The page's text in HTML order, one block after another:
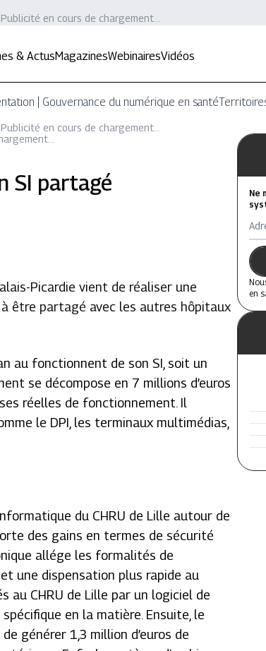
Publicité en cours de chargement...
& ActusMagazinesWebinairesVidéos
| Gouvernance du numérique en santé
Publicité en cours de chargement...
SI partagé
Picardie vient de réaliser une
être partagé avec les autres hôpitaux
au fonctionnent de son SI, soit un
se décompose en 7 millions d’euros
réelles de fonctionnement. Il
le DPI, les terminaux multimédias,
du CHRU de Lille autour de
des gains en termes de sécurité
allége les formalités de
une dispensation plus rapide au
au CHRU de Lille par un logiciel de
en la matière. Ensuite, le
générer 1,3 million d’euros de
Ne
en